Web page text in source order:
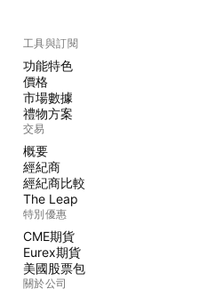
工具與訂閱
功能特色
價格
市場數據
禮物方案
交易
概要
經紀商
經紀商比較
The Leap
特別優惠
CME期貨
Eurex期貨
美國股票包
關於公司